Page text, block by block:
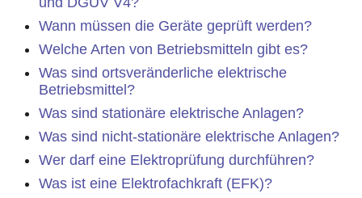
Wann müssen die Geräte geprüft werden?
Welche Arten von Betriebsmitteln gibt es?
Was sind ortsveränderliche elektrische
Betriebsmittel?
Was sind stationäre elektrische Anlagen?
Was sind nicht-stationäre elektrische Anlagen?
Wer darf eine Elektroprüfung durchführen?
Was ist eine Elektrofachkraft (EFK)?